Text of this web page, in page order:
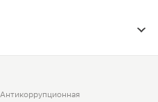
Антикоррупционная